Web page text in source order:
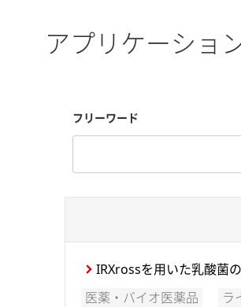
アプリケーショ
フリーワード
IRXrossを用いた乳酸菌
医薬・バイオ医薬品
ラ